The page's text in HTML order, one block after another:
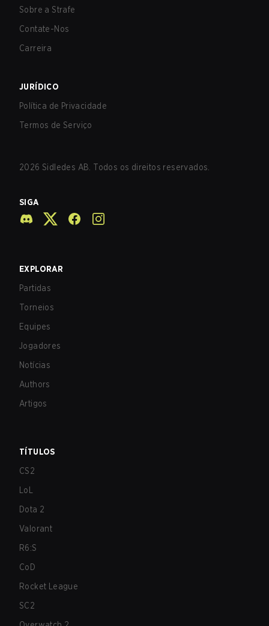
Sobre a Strafe
Contate-Nos
Carreira
JURÍDICO
Política de Privacidade
Termos de Serviço
2026 Sidledes AB. Todos os direitos reservados.
SIGA
EXPLORAR
Partidas
Torneios
Equipes
Jogadores
Notícias
Authors
Artigos
TÍTULOS
CS2
LoL
Dota 2
Valorant
R6:S
CoD
Rocket League
SC2